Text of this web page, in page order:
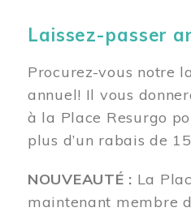
Laissez-passer
Procurez-vous notre
annuel! Il vous
à la Place Resurgo
plus d’un rabais de
NOUVEAUTÉ : La
maintenant membre